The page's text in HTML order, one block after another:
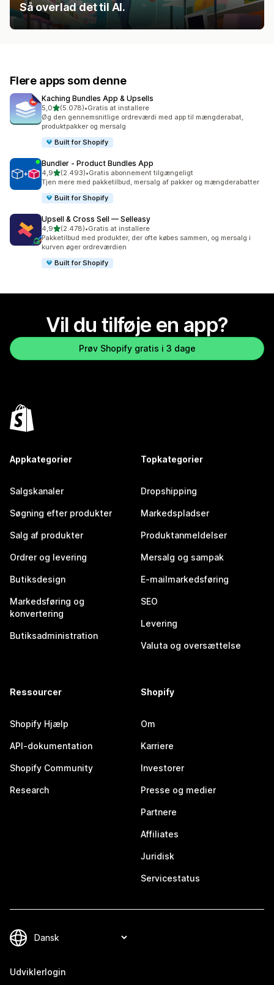
Så overlad det til AI.
Flere apps som denne
Kaching Bundles App & Upsells
5,0ud af 5 stjerner
(5.078)
5078 anmeldelser i alt
•Gratis at installere
Øg den gennemsnitlige ordreværdi med app til mængderabat,
produktpakker og mersalg
Built for Shopify
Bundler ‑ Product Bundles App
4,9ud af 5 stjerner
(2.493)
2493 anmeldelser i alt
•Gratis abonnement tilgængeligt
Tjen mere med pakketilbud, mersalg af pakker og mængderabatter
Built for Shopify
Upsell & Cross Sell — Selleasy
4,9ud af 5 stjerner
(2.478)
2478 anmeldelser i alt
•Gratis at installere
Pakketilbud med produkter, der ofte købes sammen, og mersalg i
kurven øger ordreværdien
Built for Shopify
Vil du tilføje en app?
Prøv Shopify gratis i 3 dage
Appkategorier
Salgskanaler
Søgning efter produkter
Salg af produkter
Ordrer og levering
Butiksdesign
Markedsføring og
konvertering
Butiksadministration
Topkategorier
Dropshipping
Markedspladser
Produktanmeldelser
Mersalg og sampak
E-mailmarkedsføring
SEO
Levering
Valuta og oversættelse
Ressourcer
Shopify Hjælp
API-dokumentation
Shopify Community
Research
Shopify
Om
Karriere
Investorer
Presse og medier
Partnere
Affiliates
Juridisk
Servicestatus
Udviklerlogin